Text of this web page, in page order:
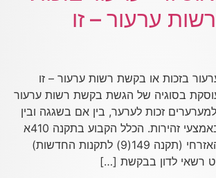
ערעור – זו
בזכות או בקשת רשות ערעור – זו
בסוגיה של הגשת בקשת רשות ערעור
זכות לערער, בין אם בשגגה ובין
אם מטעמי נקיטה באמצעי זהירות. הכלל הקבוע בתקנה 410א
לתקנות סדר הדין האזרחי (תקנה 149(9) לתקנות החדשות)
רשאי לדון בבקשת […]